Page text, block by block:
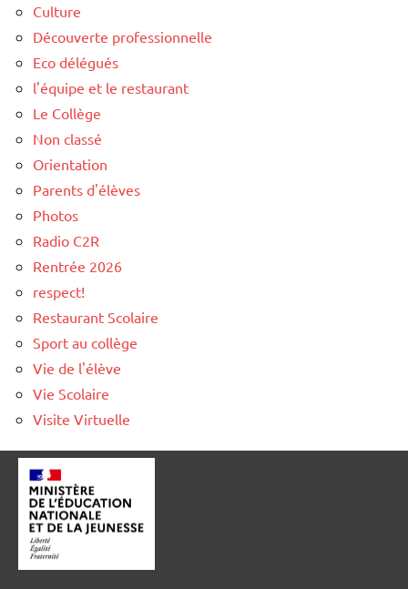
Culture
Découverte professionnelle
Eco délégués
l'équipe et le restaurant
Le Collège
Non classé
Orientation
Parents d'élèves
Photos
Radio C2R
Rentrée 2026
respect!
Restaurant Scolaire
Sport au collège
Vie de l'élève
Vie Scolaire
Visite Virtuelle